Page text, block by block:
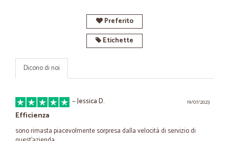
Preferito
Etichette
Dicono di noi
19/07/2023
—Jessica D.
Efficienza
sono rimasta piacevolmente sorpresa dalla velocità di servizio di